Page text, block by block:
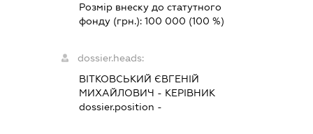
Розмір внеску до статутного
фонду (грн.):100 000 (100 %)
dossier.heads:
ВІТКОВСЬКИЙ ЄВГЕНІЙ
МИХАЙЛОВИЧ - КЕРІВНИК
dossier.position -